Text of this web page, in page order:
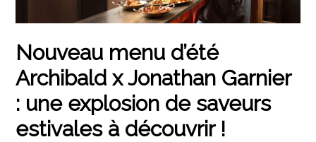
Nouveau menu d’été
Archibald x Jonathan Garnier
: une explosion de saveurs
estivales à découvrir !